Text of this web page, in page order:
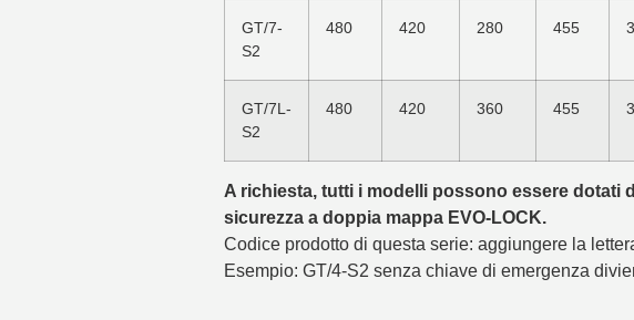
GT/7-
S2
480 420 280 455
GT/7L-
S2
480 420 360 455
A richiesta, tutti i modelli possono essere dotati
sicurezza a doppia mappa EVO-LOCK.
Codice prodotto di questa serie: aggiungere la
Esempio: GT/4-S2 senza chiave di emergenza